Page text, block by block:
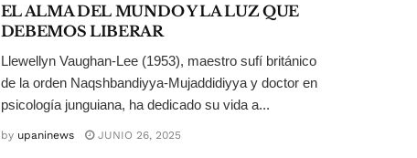
EL ALMA DEL MUNDO Y LA LUZ QUE
DEBEMOS LIBERAR
Llewellyn Vaughan-Lee (1953), maestro sufí británico
de la orden Naqshbandiyya-Mujaddidiyya y doctor en
psicología junguiana, ha dedicado su vida a...
by upaninews JUNIO 26, 2025